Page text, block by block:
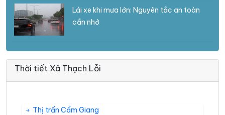
Lái xe khi mưa lớn: Nguyên tắc an toàn
cần nhớ
Thời tiết Xã Thạch Lỗi
Thị trấn Cẩm Giang